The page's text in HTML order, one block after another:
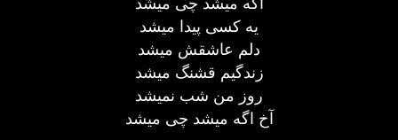
یه کسی پیدا میشد
دلم عاشقش میشد
زندگیم قشنگ میشد
روز من شب نمیشد
آخ اگه میشد چی میشد